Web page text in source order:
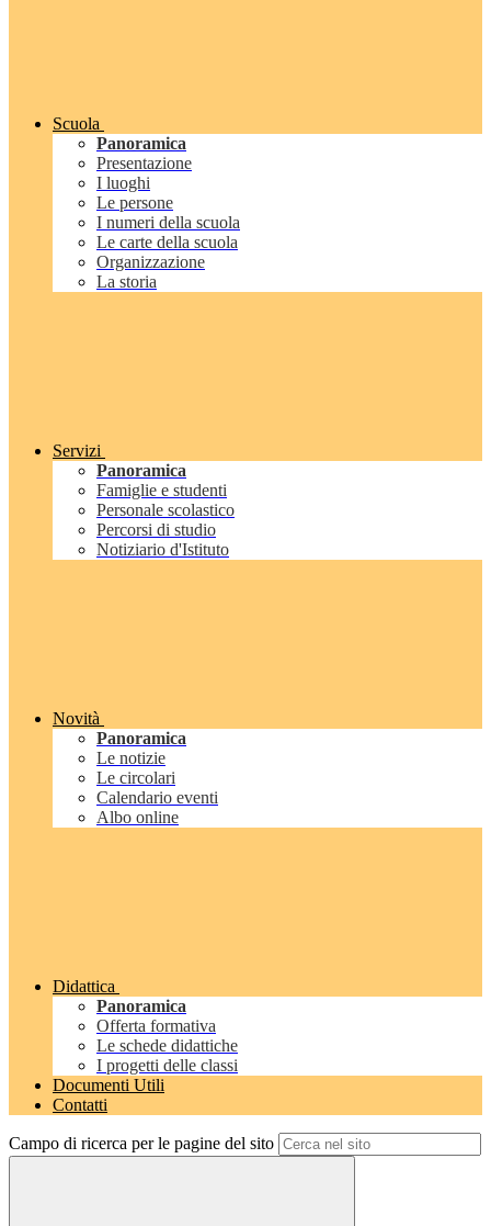
Scuola
Panoramica
Presentazione
I luoghi
Le persone
I numeri della scuola
Le carte della scuola
Organizzazione
La storia
Servizi
Panoramica
Famiglie e studenti
Personale scolastico
Percorsi di studio
Notiziario d'Istituto
Novità
Panoramica
Le notizie
Le circolari
Calendario eventi
Albo online
Didattica
Panoramica
Offerta formativa
Le schede didattiche
I progetti delle classi
Documenti Utili
Contatti
Campo di ricerca per le pagine del sito